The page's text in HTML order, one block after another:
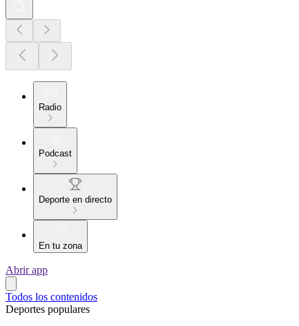
Radio
Podcast
Deporte en directo
En tu zona
Abrir app
Todos los contenidos
Deportes populares